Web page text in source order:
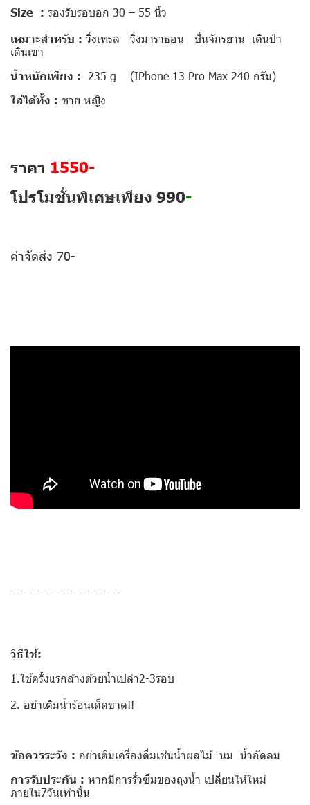
Size : รองรับรอบอก 30 – 55 นิ้ว
เหมาะสำหรับ : วิ่งเทรล วิ่งมาราธอน ปั่นจักรยาน เดินป่า
เดินเขา
น้ำหนักเพียง : 235 g (IPhone 13‌ Pro Max 240 กรัม)
ใส่ได้ทั้ง : ชาย หญิง
ราคา 1550-
โปรโมชั่นพิเศษเพียง 990-
ค่าจัดส่ง 70-
--------------------------
วิธีใช้:
1.ใช้ครั้งแรกล้างด้วยน้ำเปล่า2-3รอบ
2. อย่าเติมน้ำร้อนเด็ดขาด!!
ข้อควรระวัง : อย่าเติมเครื่องดื่มเช่นน้ำผลไม้ นม น้ำอัดลม
การรับประกัน : หากมีการรั่วซึมของถุงน้ำ เปลี่ยนให้ใหม่
ภายใน7วันเท่านั้น